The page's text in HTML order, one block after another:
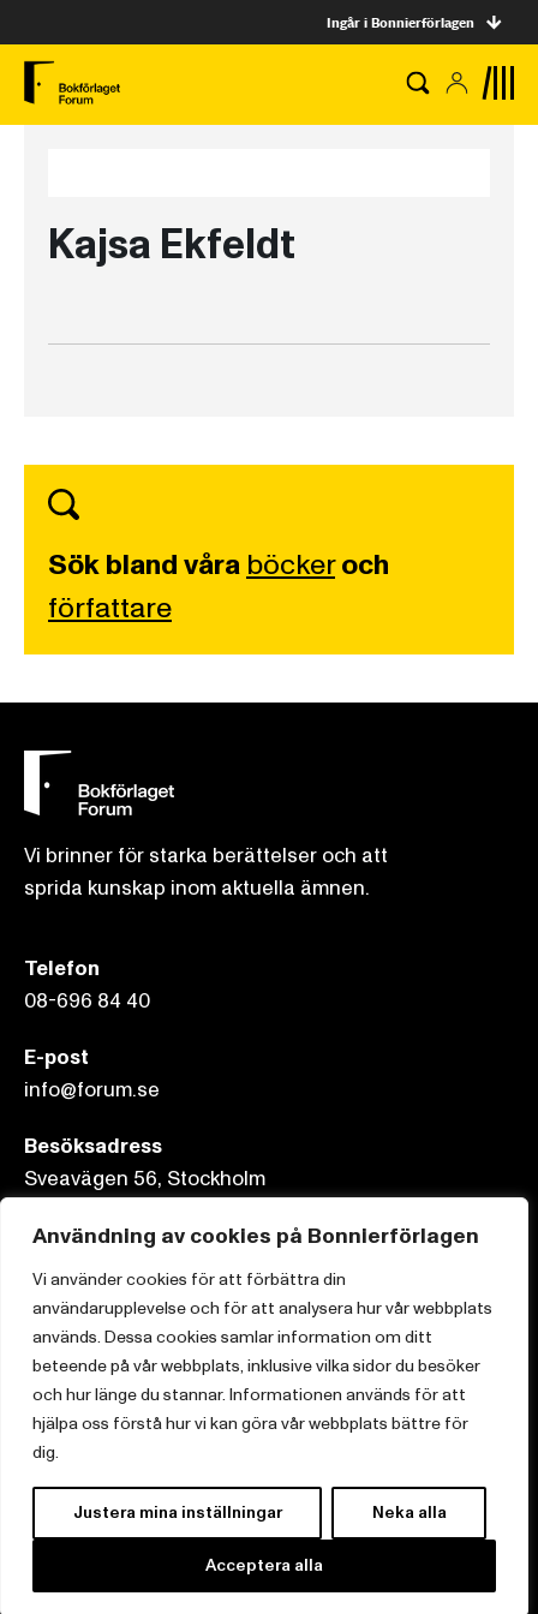
Användning av cookies på Bonnierförlagen
Vi använder cookies för att förbättra din
användarupplevelse och för att analysera hur vår webbplats
används. Dessa cookies samlar information om ditt
beteende på vår webbplats, inklusive vilka sidor du besöker
och hur länge du stannar. Informationen används för att
hjälpa oss förstå hur vi kan göra vår webbplats bättre för
dig.
Justera mina inställningar Neka alla
Acceptera alla
Ingår i Bonnierförlagen
Kajsa Ekfeldt
Sök bland våra böckeroch
författare
Vi brinner för starka berättelser och att
sprida kunskap inom aktuella ämnen.
Telefon
08-696 84 40
E-post
info@forum.se
Besöksadress
Sveavägen 56, Stockholm
Postadress
Box 3159, 103 63 Stockholm
Om Bonnierförlagen
Cookies
Integritetspolicy